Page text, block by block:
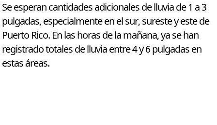
Se esperan cantidades adicionales de lluvia de 1 a 3
pulgadas, especialmente en el sur, sureste y este de
Puerto Rico. En las horas de la mañana, ya se han
registrado totales de lluvia entre 4 y 6 pulgadas en
estas áreas.